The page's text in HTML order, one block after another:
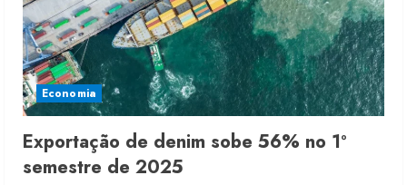
Economia
Exportação de denim sobe 56% no 1º
semestre de 2025